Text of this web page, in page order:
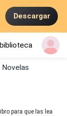
Descargar
Novelas
para que las lea